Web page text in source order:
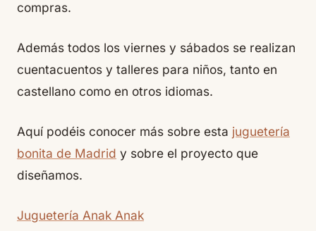
compras.
Además todos los viernes y sábados se realizan
cuentacuentos y talleres para niños, tanto en
castellano como en otros idiomas.
Aquí podéis conocer más sobre esta juguetería
bonita de Madrid y sobre el proyecto que
diseñamos.
Juguetería Anak Anak